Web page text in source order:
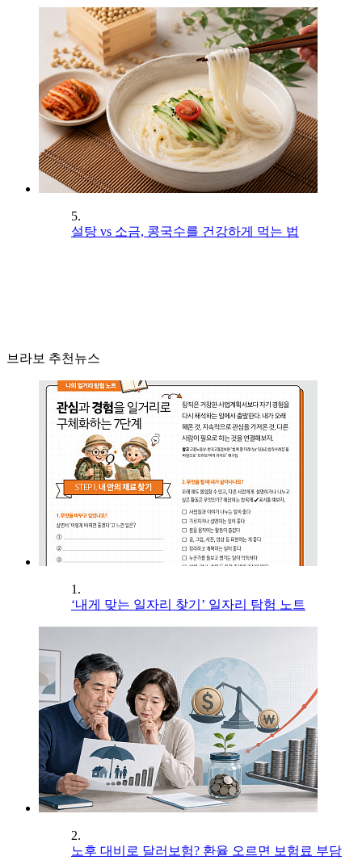
5.
설탕 vs 소금, 콩국수를 건강하게 먹는 법
브라보 추천뉴스
1.
‘내게 맞는 일자리 찾기’ 일자리 탐험 노트
2.
노후 대비로 달러보험? 환율 오르면 보험료 부담